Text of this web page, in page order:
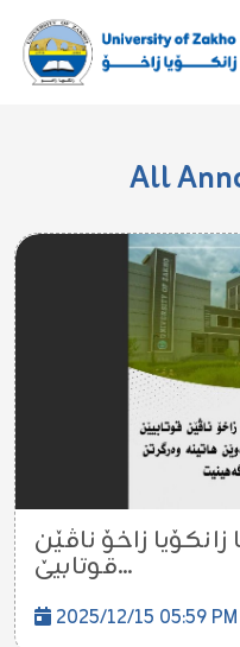
All
زانکۆیا زاخۆ ناڤێن
قوتابیێ...
2025/12/15 05:59 PM